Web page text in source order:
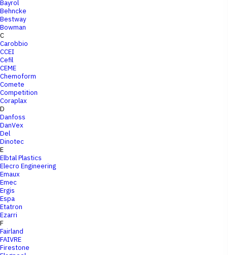
Bayrol
Behncke
Bestway
Bowman
C
Carobbio
CCEI
Cefil
CEME
Chemoform
Comete
Competition
Coraplax
D
Danfoss
DanVex
Del
Dinotec
E
Elbtal Plastics
Elecro Engineering
Emaux
Emec
Ergis
Espa
Etatron
Ezarri
F
Fairland
FAIVRE
Firestone